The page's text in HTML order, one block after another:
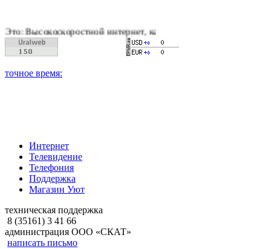
интернет, качественное цифровое и
Интернет
Телевидение
Телефония
Поддержка
Магазин Уют
техническая поддержка
8 (35161) 3 41 66
администрация ООО «СКАТ»
написать письмо